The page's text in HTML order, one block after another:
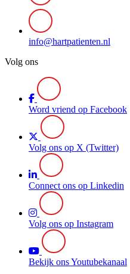
info@hartpatienten.nl
Volg ons
Word vriend op Facebook
Volg ons op X (Twitter)
Connect ons op Linkedin
Volg ons op Instagram
Bekijk ons Youtubekanaal